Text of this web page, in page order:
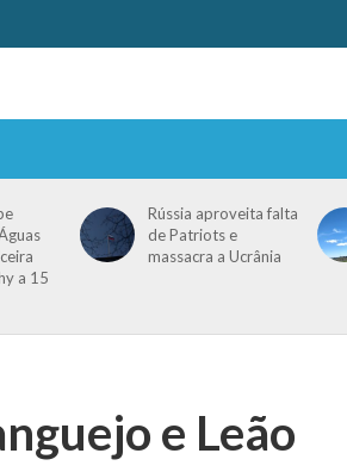
a 15
Rússia aproveita falta
de Patriots e
massacra a Ucrânia
e Leão